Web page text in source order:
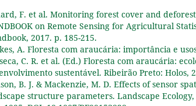
F. et al. Monitoring forest cover and
on Remote Sensing for Agricultural
2017. p. 185-215.
A. Floresta com araucária: importância e
C. R. et al. (Ed.) Floresta com araucária:
sustentável. Ribeirão Preto: Holos,
B. J. & Mackenzie, M. D. Effects of sensor
structure parameters. Landscape Ecology,